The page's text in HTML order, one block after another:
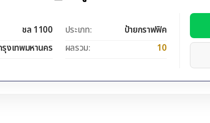
ชล 1100
รุงเทพมหานคร
ประเภท:
ป้ายกราฟฟิค
ผลรวม:
10